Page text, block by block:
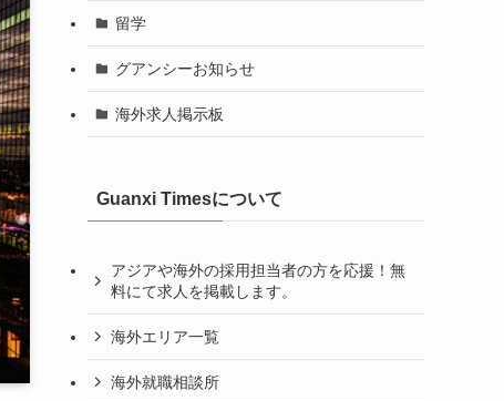
留学
グアンシーお知らせ
海外求人掲示板
Guanxi Timesについて
アジアや海外の採用担当者の方を応援！無
料にて求人を掲載します。
海外エリア一覧
海外就職相談所